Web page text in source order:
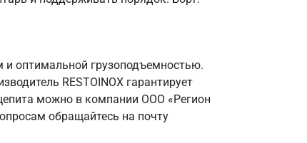
оптимальной грузоподъемностью.
RESTOINOX гарантирует
можно в компании ООО «Регион
обращайтесь на почту